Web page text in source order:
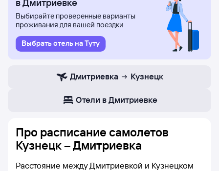
в Дмитриевке
Выбирайте проверенные варианты
проживания для вашей поездки
Выбрать отель на Туту
Дмитриевка Кузнецк
Отели в Дмитриевке
Про расписание самолетов
Кузнецк – Дмитриевка
Расстояние между Дмитриевкой и Кузнецком